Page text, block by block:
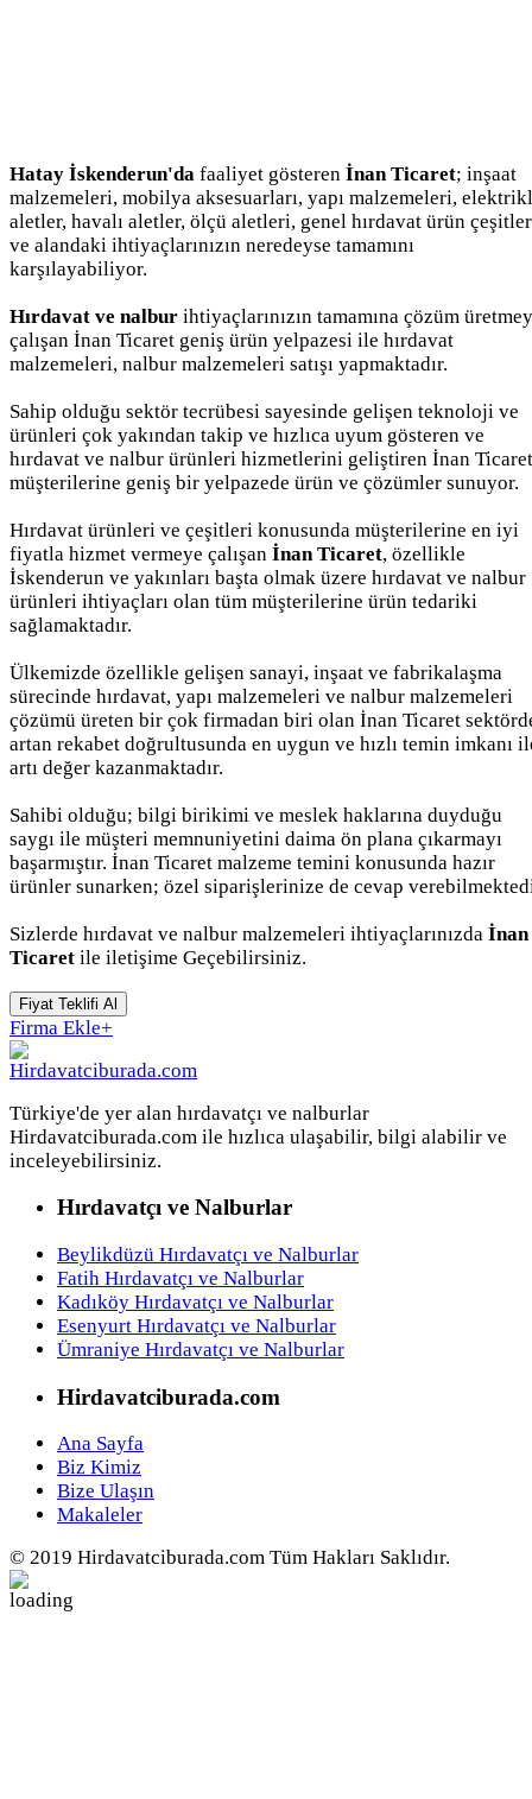
Hatay İskenderun'da faaliyet gösteren İnan Ticaret; inşaat
malzemeleri, mobilya aksesuarları, yapı malzemeleri,
aletler, havalı aletler, ölçü aletleri, genel hırdavat ürün
ve alandaki ihtiyaçlarınızın neredeyse tamamını
karşılayabiliyor.
Hırdavat ve nalbur ihtiyaçlarınızın tamamına çözüm
çalışan İnan Ticaret geniş ürün yelpazesi ile hırdavat
malzemeleri, nalbur malzemeleri satışı yapmaktadır.
Sahip olduğu sektör tecrübesi sayesinde gelişen teknoloji ve
ürünleri çok yakından takip ve hızlıca uyum gösteren ve
hırdavat ve nalbur ürünleri hizmetlerini geliştiren İnan Ticaret
müşterilerine geniş bir yelpazede ürün ve çözümler sunuyor.
Hırdavat ürünleri ve çeşitleri konusunda müşterilerine en iyi
fiyatla hizmet vermeye çalışan İnan Ticaret, özellikle
İskenderun ve yakınları başta olmak üzere hırdavat ve nalbur
ürünleri ihtiyaçları olan tüm müşterilerine ürün tedariki
sağlamaktadır.
Ülkemizde özellikle gelişen sanayi, inşaat ve fabrikalaşma
sürecinde hırdavat, yapı malzemeleri ve nalbur malzemeleri
çözümü üreten bir çok firmadan biri olan İnan Ticaret
artan rekabet doğrultusunda en uygun ve hızlı temin imkanı
artı değer kazanmaktadır.
Sahibi olduğu; bilgi birikimi ve meslek haklarına duyduğu
saygı ile müşteri memnuniyetini daima ön plana çıkarmayı
başarmıştır. İnan Ticaret malzeme temini konusunda hazır
ürünler sunarken; özel siparişlerinize de cevap
Sizlerde hırdavat ve nalbur malzemeleri ihtiyaçlarınızda İnan
Ticaret ile iletişime Geçebilirsiniz.
Fiyat Teklifi Al
Firma Ekle+
Türkiye'de yer alan hırdavatçı ve nalburlar
Hirdavatciburada.com ile hızlıca ulaşabilir, bilgi alabilir ve
inceleyebilirsiniz.
Hırdavatçı ve Nalburlar
Beylikdüzü Hırdavatçı ve Nalburlar
Fatih Hırdavatçı ve Nalburlar
Kadıköy Hırdavatçı ve Nalburlar
Esenyurt Hırdavatçı ve Nalburlar
Ümraniye Hırdavatçı ve Nalburlar
Hirdavatciburada.com
Ana Sayfa
Biz Kimiz
Bize Ulaşın
Makaleler
© 2019 Hirdavatciburada.com Tüm Hakları Saklıdır.